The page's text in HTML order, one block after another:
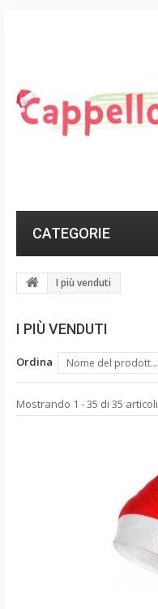
CATEGORIE
I più venduti
I PIÙ VENDUTI
Ordina Nome del prodotto: dalla A alla Z
Mostrando 1 - 35 di 35 articoli